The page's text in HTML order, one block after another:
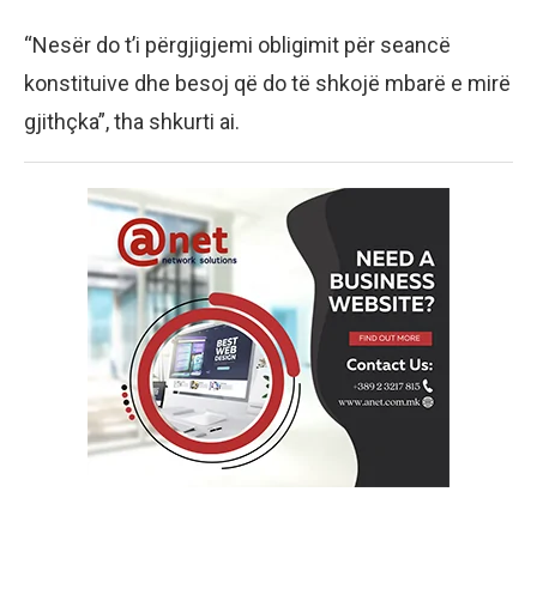
“Nesër do t’i përgjigjemi obligimit për seancë
konstituive dhe besoj që do të shkojë mbarë e mirë
gjithçka”, tha shkurti ai.